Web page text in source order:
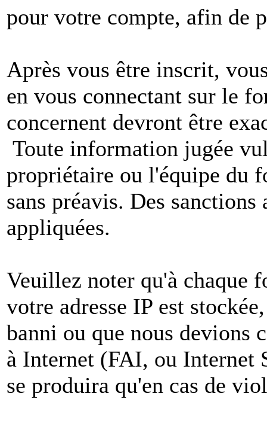
pour votre compte, afin de
Après vous être inscrit,
en vous connectant sur le
concernent devront être
Toute information jugée
propriétaire ou l'équipe du
sans préavis. Des
appliquées.
Veuillez noter qu'à chaque
votre adresse IP est
banni ou que nous devions
à Internet (FAI, ou
se produira qu'en cas de